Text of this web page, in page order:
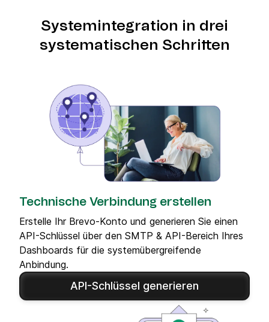
Systemintegration in drei
systematischen Schritten
Technische Verbindung erstellen
Erstelle Ihr Brevo-Konto und generieren Sie einen
API-Schlüssel über den SMTP & API-Bereich Ihres
Dashboards für die systemübergreifende
Anbindung.
API-Schlüssel generieren